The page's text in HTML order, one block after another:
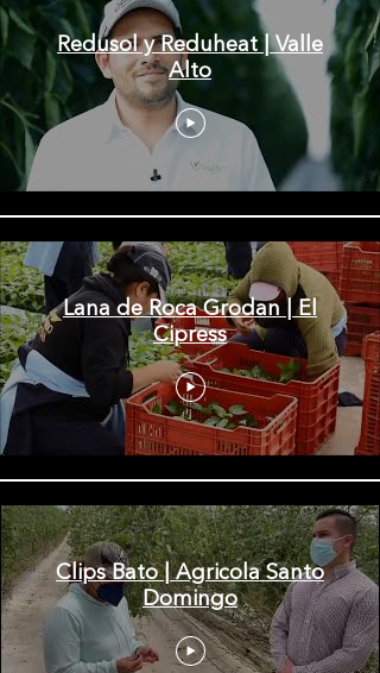
Redusol y Reduheat | Valle
Alto
Lana de Roca Grodan | El
Cipress
Clips Bato | Agricola Santo
Domingo